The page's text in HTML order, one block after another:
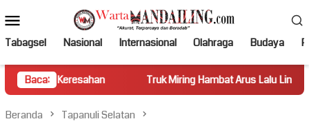
ke
kontenMobile
Tabagsel Nasional Internasional Olahraga Budaya
Baca: Truk Miring Hambat Arus Lalu Lintas di Jalan
Beranda Tapanuli Selatan